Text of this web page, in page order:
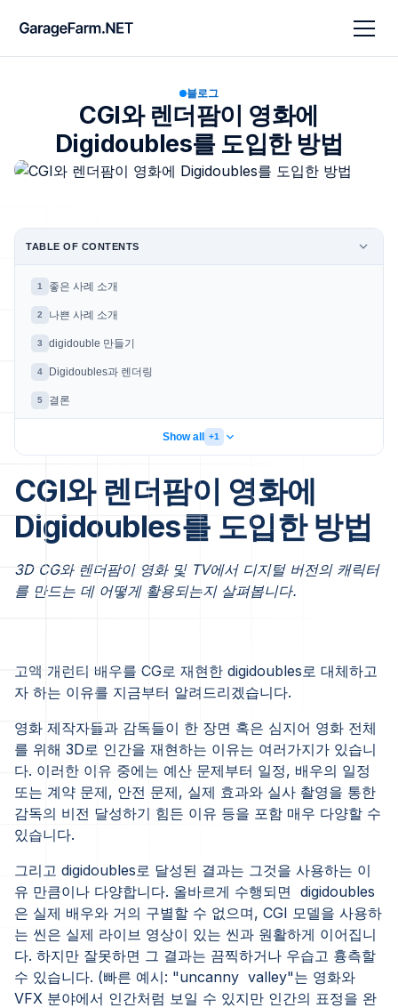
블로그
CGI와 렌더팜이 영화에
Digidoubles를 도입한 방법
CGI와 렌더팜이 영화에
Digidoubles를 도입한 방법
3D CG와 렌더팜이 영화 및 TV에서 디지털 버전의 캐릭터
를 만드는 데 어떻게 활용되는지 살펴봅니다.
고액 개런티 배우를 CG로 재현한 digidoubles로 대체하고
자 하는 이유를 지금부터 알려드리겠습니다.
영화 제작자들과 감독들이 한 장면 혹은 심지어 영화 전체
를 위해 3D로 인간을 재현하는 이유는 여러가지가 있습니
다. 이러한 이유 중에는 예산 문제부터 일정, 배우의 일정
또는 계약 문제, 안전 문제, 실제 효과와 실사 촬영을 통한
감독의 비전 달성하기 힘든 이유 등을 포함 매우 다양할 수
있습니다.
그리고 digidoubles로 달성된 결과는 그것을 사용하는 이
유 만큼이나 다양합니다. 올바르게 수행되면 digidoubles
은 실제 배우와 거의 구별할 수 없으며, CGI 모델을 사용하
는 씬은 실제 라이브 영상이 있는 씬과 원활하게 이어집니
다. 하지만 잘못하면 그 결과는 끔찍하거나 우습고 흉측할
수 있습니다. (빠른 예시: "uncanny valley"는 영화와
VFX 분야에서 인간처럼 보일 수 있지만 인간의 표정을 완
TABLE OF CONTENTS
1 좋은 사례 소개
2 나쁜 사례 소개
3 digidouble 만들기
4 Digidoubles과 렌더링
5 결론
Show all +1